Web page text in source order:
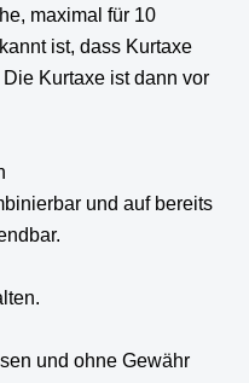
maximal für 10
ist, dass Kurtaxe
Kurtaxe ist dann vor
und auf bereits
und ohne Gewähr